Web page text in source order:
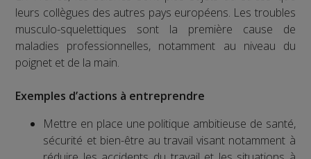
leurs collègues des autres pays européens. Les troubles
musculo-squelettiques sont la première cause de
maladies professionnelles, notamment au niveau du
poignet et de la main.
Exemples d’actions à entreprendre
Mettre en place une politique ambitieuse de santé,
sécurité et bien-être au travail visant notamment à